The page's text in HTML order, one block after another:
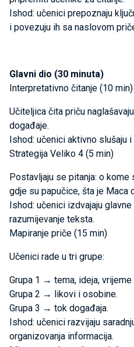
Ishod: učenici prepoznaju
i povezuju ih sa naslovom
Glavni dio (30 minuta)
Interpretativno čitanje (10 min)
Učiteljica čita priču
događaje.
Ishod: učenici aktivno slušaju
Strategija Veliko 4 (5 min)
Postavljaju se pitanja: o
gdje su papučice, šta je Maca
Ishod: učenici izdvajaju
razumijevanje teksta.
Mapiranje priče (15 min)
Učenici rade u tri grupe:
Grupa 1 → tema, ideja, vrijeme
Grupa 2 → likovi i osobine.
Grupa 3 → tok događaja.
Ishod: učenici razvijaju
organizovanja informacija.